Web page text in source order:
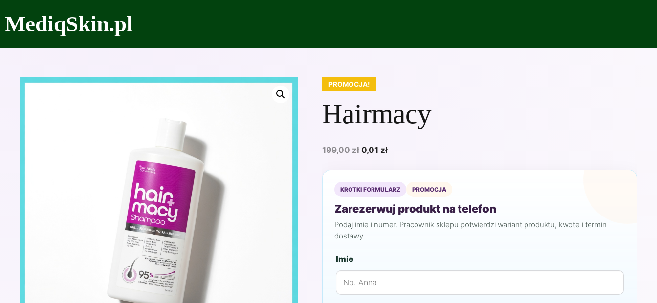
do
treści
MediqSkin.pl
PROMOCJA!
Hairmacy
199,00złPierwotna
199,00 zł.
0,01 złAktualna
0,01 zł.
KROTKI FORMULARZ PROMOCJA
Zarezerwuj produkt na telefon
Podaj imie i numer. Pracownik sklepu potwierdzi wariant produktu, kwote i termin
dostawy.
Imie